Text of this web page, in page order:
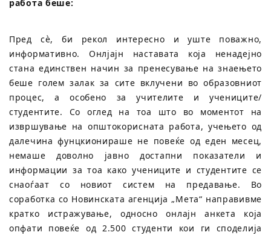
работа беше:
Пред сè, би рекол интересно и уште поважно,
информативно. Онлјајн наставата која ненадејно
стана единствен начин за пренесување на знаењето
беше голем залак за сите вклучени во образовниот
процес, а особено за учителите и учениците/
студентите. Со оглед на тоа што во моментот на
извршување на општокорисната работа, учењето од
далечина фунцкионираше не повеќе од еден месец,
немаше доволно јавно достапни показатели и
информации за тоа како учениците и студентите се
снаоѓаат со новиот систем на предавање. Во
соработка со Новинската агенција „Мета“ направивме
кратко истражување, односно онлајн анкета која
опфати повеќе од 2.500 студенти кои ги споделија